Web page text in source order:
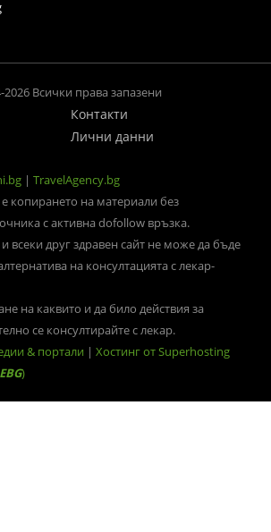
Всички права запазени
Контакти
Лични данни
| TravelAgency.bg
копирането на материали без
с активна dofollow връзка.
и всеки друг здравен сайт не може да бъде
на консултацията с лекар-
на каквито и да било действия за
се консултирайте с лекар.
& портали | Хостинг от Superhosting
)